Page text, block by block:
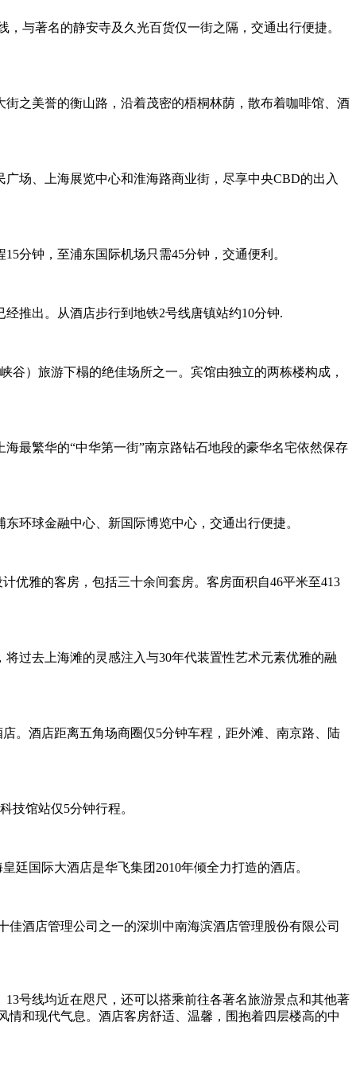
与著名的静安寺及久光百货仅一街之隔，交通出行便捷。
之美誉的衡山路，沿着茂密的梧桐林荫，散布着咖啡馆、酒
场、上海展览中心和淮海路商业街，尽享中央CBD的出入
分钟，至浦东国际机场只需45分钟，交通便利。
推出。从酒店步行到地铁2号线唐镇站约10分钟.
）旅游下榻的绝佳场所之一。宾馆由独立的两栋楼构成，
最繁华的“中华第一街”南京路钻石地段的豪华名宅依然保存
环球金融中心、新国际博览中心，交通出行便捷。
优雅的客房，包括三十余间套房。客房面积自46平米至413
过去上海滩的灵感注入与30年代装置性艺术元素优雅的融
。酒店距离五角场商圈仅5分钟车程，距外滩、南京路、陆
技馆站仅5分钟行程。
廷国际大酒店是华飞集团2010年倾全力打造的酒店。
酒店管理公司之一的深圳中南海滨酒店管理股份有限公司
号线均近在咫尺，还可以搭乘前往各著名旅游景点和其他著
和现代气息。酒店客房舒适、温馨，围抱着四层楼高的中